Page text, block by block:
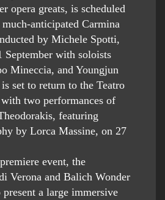
opera greats, is scheduled
anticipated Carmina
by Michele Spotti,
with soloists
Mineccia, and Youngjun
set to return to the Teatro
two performances of
featuring
by Lorca Massine, on 27
event, the
Verona and Balich Wonder
a large immersive